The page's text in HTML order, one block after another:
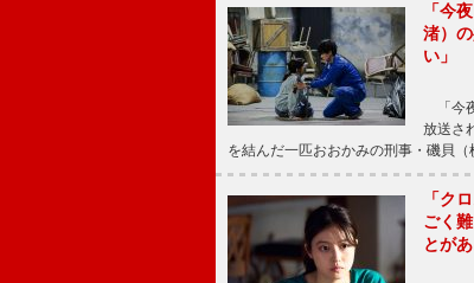
「今
渚）
い」
「今
放送さ
を結んだ一匹おおかみの刑事・磯貝
「ク
ごく
とが